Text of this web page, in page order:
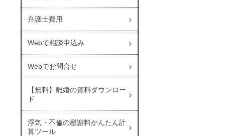
弁護士費用
Webで相談申込み
Webでお問合せ
【無料】離婚の資料ダウンロー
ド
浮気・不倫の慰謝料かんたん計
算ツール